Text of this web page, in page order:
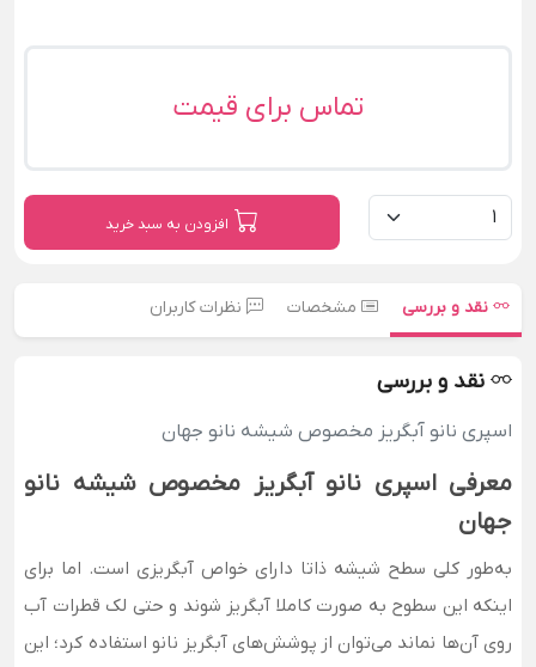
تماس برای قیمت
افزودن به سبد خرید
نقد و بررسی مشخصات نظرات کاربران
نقد و بررسی
اسپری نانو آبگریز مخصوص شیشه نانو جهان
معرفی اسپری نانو آبگریز مخصوص شیشه نانو
جهان
به‌طور کلی سطح شیشه ذاتا دارای خواص آبگریزی است. اما برای
اینکه این سطوح به صورت کاملا آبگریز شوند و حتی لک قطرات آب
روی آن‌ها نماند می‌توان از پوشش‌های آبگریز نانو استفاده کرد؛ این